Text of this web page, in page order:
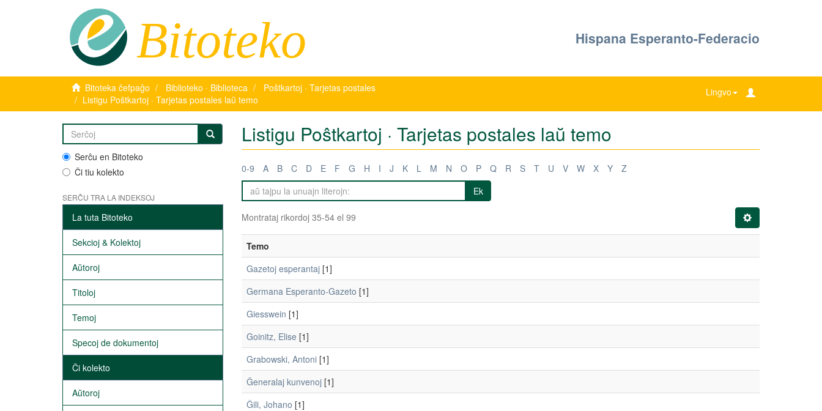
Bitoteko Hispana Esperanto-Federacio
Bitoteka ĉefpaĝo Biblioteko · Biblioteca
Poŝtkartoj · Tarjetas postales
Listigu Poŝtkartoj · Tarjetas postales laŭ temo
Lingvo
Serĉu en Bitoteko
Ĉi tiu kolekto
SERĈU TRA LA INDEKSOJ
La tuta Bitoteko
Sekcioj & Kolektoj
Aŭtoroj
Titoloj
Temoj
Specoj de dokumentoj
Ĉi kolekto
Aŭtoroj
Listigu Poŝtkartoj · Tarjetas postales laŭ temo
0-9 A B C D E F G H I J K L M N O P Q R S T U V W X Y
Z
Ek
Montrataj rikordoj 35-54 el 99
Temo
Gazetoj esperantaj[1]
Germana Esperanto-Gazeto [1]
Giesswein [1]
Goinitz, Elise [1]
Grabowski, Antoni[1]
Ĝeneralaj kunvenoj[1]
Ĝili, Johano [1]